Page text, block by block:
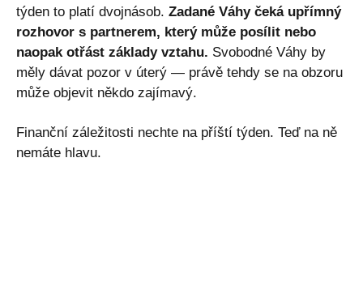
týden to platí dvojnásob. Zadané Váhy čeká upřímný
rozhovor s partnerem, který může posílit nebo
naopak otřást základy vztahu. Svobodné Váhy by
měly dávat pozor v úterý — právě tehdy se na obzoru
může objevit někdo zajímavý.
Finanční záležitosti nechte na příští týden. Teď na ně
nemáte hlavu.